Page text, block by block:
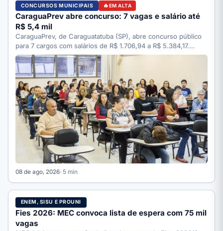
CONCURSOS MUNICIPAIS EM ALTA
CaraguaPrev abre concurso: 7 vagas e salário até
R$ 5,4 mil
CaraguaPrev, de Caraguatatuba (SP), abre concurso público
para 7 cargos com salários de R$ 1.706,94 a R$ 5.384,17.…
08 de ago, 2026· 5 min
ENEM, SISU E PROUNI
Fies 2026: MEC convoca lista de espera com 75 mil
vagas